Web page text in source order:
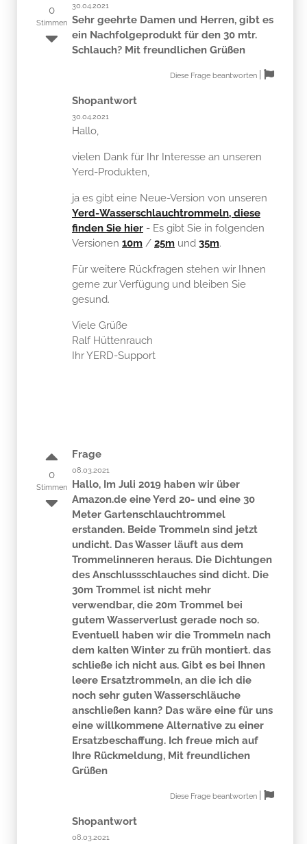
0
Stimmen
30.04.2021
Sehr geehrte Damen und Herren, gibt es
ein Nachfolgeprodukt für den 30 mtr.
Schlauch? Mit freundlichen Grüßen
Diese Frage beantworten
Shopantwort
30.04.2021
Hallo,
vielen Dank für Ihr Interesse an unseren
Yerd-Produkten,
ja es gibt eine Neue-Version von unseren
Yerd-Wasserschlauchtrommeln, diese
finden Sie hier - Es gibt Sie in folgenden
Versionen 10m / 25m und 35m.
Für weitere Rückfragen stehen wir Ihnen
gerne zur Verfügung und bleiben Sie
gesund.
Viele Grüße
Ralf Hüttenrauch
Ihr YERD-Support
0
Stimmen
Frage
08.03.2021
Hallo, Im Juli 2019 haben wir über
Amazon.de eine Yerd 20- und eine 30
Meter Gartenschlauchtrommel
erstanden. Beide Trommeln sind jetzt
undicht. Das Wasser läuft aus dem
Trommelinneren heraus. Die Dichtungen
des Anschlussschlauches sind dicht. Die
30m Trommel ist nicht mehr
verwendbar, die 20m Trommel bei
gutem Wasserverlust gerade noch so.
Eventuell haben wir die Trommeln nach
dem kalten Winter zu früh montiert. das
schließe ich nicht aus. Gibt es bei Ihnen
leere Ersatztrommeln, an die ich die
noch sehr guten Wasserschläuche
anschließen kann? Das wäre eine für uns
eine willkommene Alternative zu einer
Ersatzbeschaffung. Ich freue mich auf
Ihre Rückmeldung, Mit freundlichen
Grüßen
Diese Frage beantworten
Shopantwort
08.03.2021